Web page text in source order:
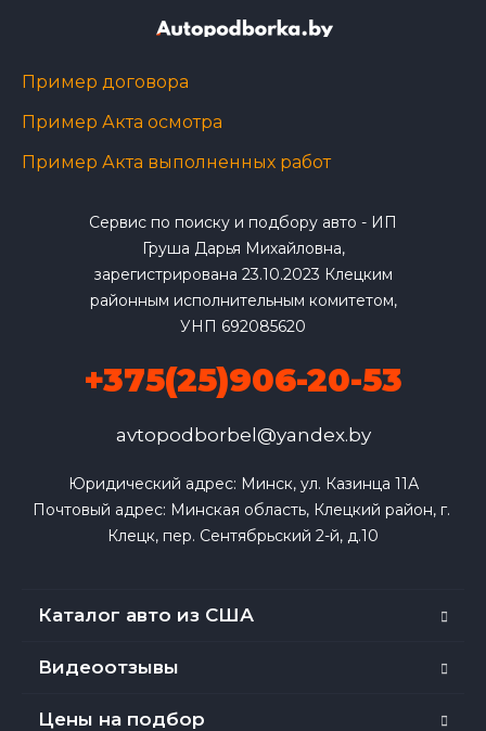
Пример договора
Пример Акта осмотра
Пример Акта выполненных работ
Сервис по поиску и подбору авто - ИП
Груша Дарья Михайловна,
зарегистрирована 23.10.2023 Клецким
районным исполнительным комитетом,
УНП 692085620
+375(25)906-20-53
avtopodborbel@yandex.by
Юридический адрес: Минск, ул. Казинца 11А
Почтовый адрес: Минская область, Клецкий район, г.
Клецк, пер. Сентябрьский 2-й, д.10
Каталог авто из США
Видеоотзывы
Цены на подбор